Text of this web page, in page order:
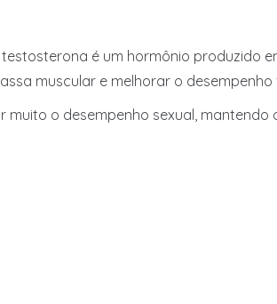
é um hormônio produzido
muscular e melhorar o desempenho
o desempenho sexual, mantendo